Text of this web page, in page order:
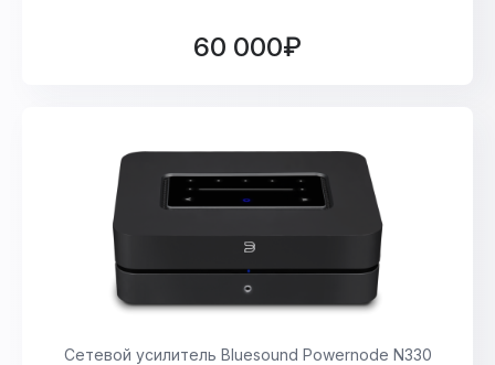
60 000₽
Сетевой усилитель Bluesound Powernode N330